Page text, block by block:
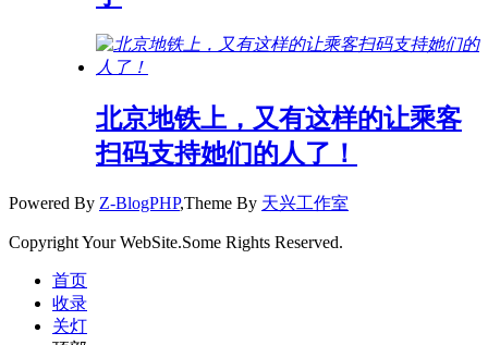
北京地铁上，又有这样的让乘客
扫码支持她们的人了！
Powered By Z-BlogPHP,Theme By 天兴工作室
Copyright Your WebSite.Some Rights Reserved.
首页
收录
关灯